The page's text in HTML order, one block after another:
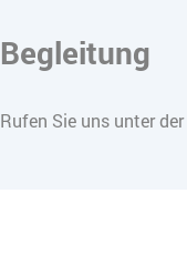
Begleitung
Rufen Sie uns unter der